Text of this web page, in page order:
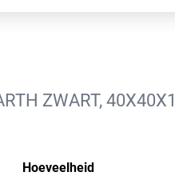
ZWART,
Hoeveelheid